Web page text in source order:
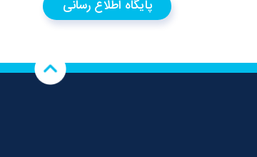
پایگاه اطلاع رسانی